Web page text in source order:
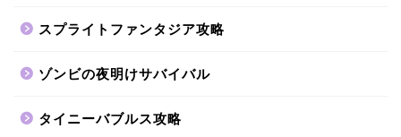
スプライトファンタジア攻略
ゾンビの夜明けサバイバル
タイニーバブルス攻略